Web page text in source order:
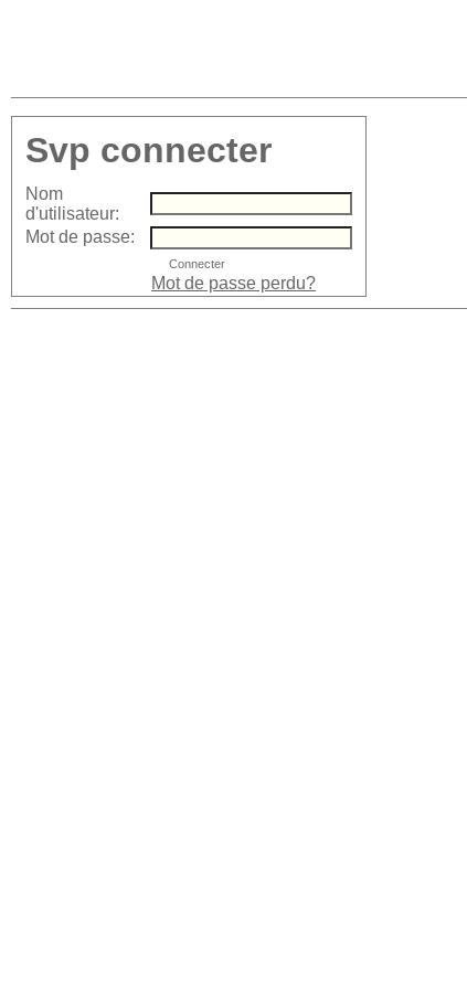
Svp connecter
Nom
d'utilisateur:
Mot de passe:
Mot de passe perdu?